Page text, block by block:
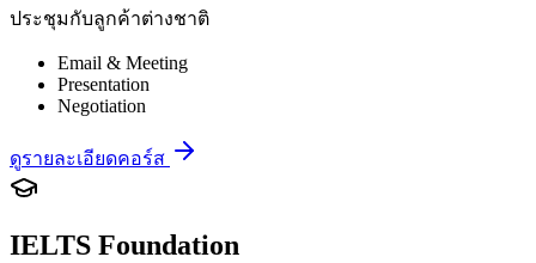
ประชุมกับลูกค้าต่างชาติ
Email & Meeting
Presentation
Negotiation
ดูรายละเอียดคอร์ส
IELTS Foundation